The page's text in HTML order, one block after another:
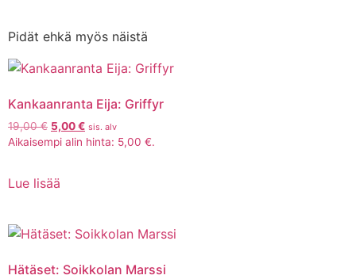
Pidät ehkä myös näistä
Kankaanranta Eija: Griffyr
19,00€ 5,00€ sis. alv
Aikaisempi alin hinta: 5,00 €.
Lue lisää
Hätäset: Soikkolan Marssi